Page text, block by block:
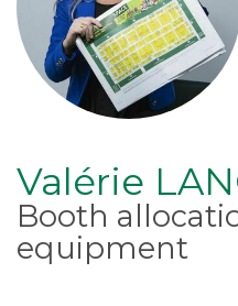
Valérie
Booth
equipment